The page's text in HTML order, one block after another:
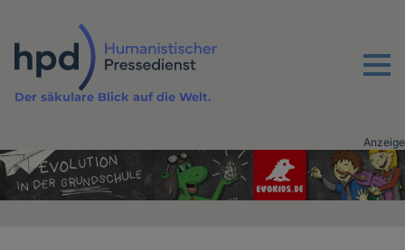
Inhalt
Menu
Der säkulare Blick auf die Welt.
Advertising
vor
Anzeige